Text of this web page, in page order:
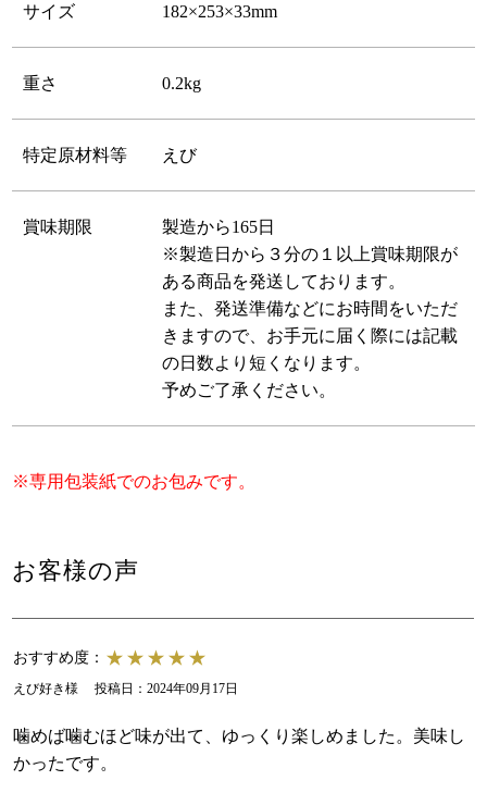
サイズ 182×253×33mm
重さ 0.2kg
特定原材料等 えび
賞味期限
製造から165日
※製造日から３分の１以上賞味期限が
ある商品を発送しております。
また、発送準備などにお時間をいただ
きますので、お手元に届く際には記載
の日数より短くなります。
予めご了承ください。
※専用包装紙でのお包みです。
お客様の声
おすすめ度：
えび好き様 投稿日：2024年09月17日
噛めば噛むほど味が出て、ゆっくり楽しめました。美味し
かったです。